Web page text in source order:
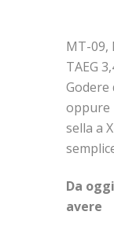
MT-09,
TAEG
Godere
oppure
sella a
Da
avere